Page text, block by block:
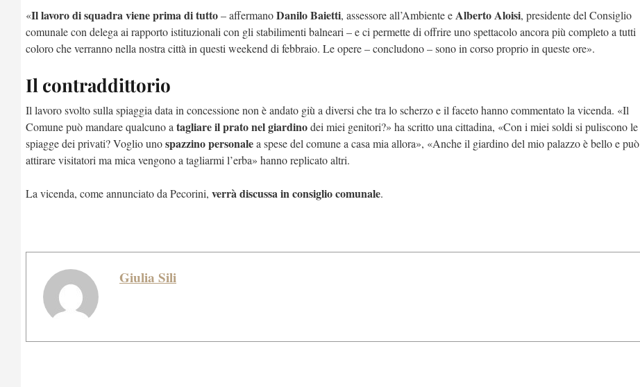
«Il lavoro di squadra viene prima di tutto– affermanoDanilo Baietti, assessore all’Ambiente eAlberto Aloisi, presidente del Consiglio
comunale con delega ai rapporto istituzionali con gli stabilimenti balneari – e ci permette di offrire uno spettacolo ancora più completo a tutti
coloro che verranno nella nostra città in questi weekend di febbraio. Le opere – concludono – sono in corso proprio in queste ore».
Il contraddittorio
Il lavoro svolto sulla spiaggia data in concessione non è andato giù a diversi che tra lo scherzo e il faceto hanno commentato la vicenda. «Il
Comune può mandare qualcuno a tagliare il prato nel giardinodei miei genitori?» ha scritto una cittadina, «Con i miei soldi si puliscono le
spiagge dei privati? Voglio unospazzino personalea spese del comune a casa mia allora», «Anche il giardino del mio palazzo è bello e può
attirare visitatori ma mica vengono a tagliarmi l’erba» hanno replicato altri.
La vicenda, come annunciato da Pecorini, verrà discussa in consiglio comunale.
Giulia Sili